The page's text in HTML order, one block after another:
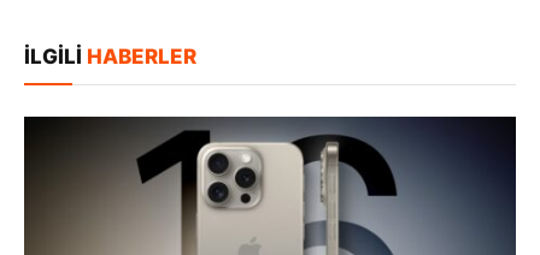
İLGILI HABERLER